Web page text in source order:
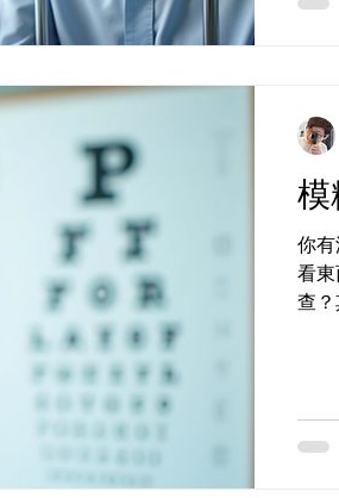
模
你
看
查
及
官